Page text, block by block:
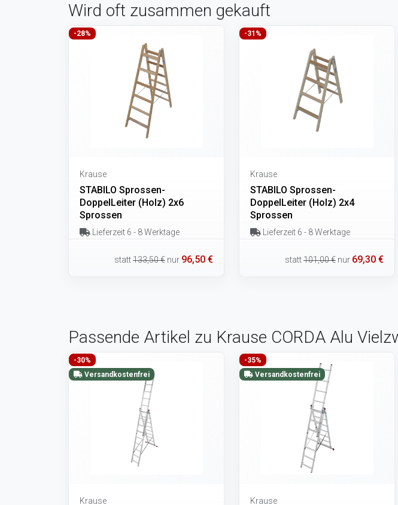
Wird oft zusammen gekauft
-28%
Krause
STABILO Sprossen-
DoppelLeiter (Holz) 2x6
Sprossen
Lieferzeit 6 - 8 Werktage
statt133,50 € nur 96,50 €
-31%
Krause
STABILO Sprossen-
DoppelLeiter (Holz) 2x4
Sprossen
Lieferzeit 6 - 8 Werktage
statt101,00 € nur 69,30 €
Passende Artikel zu Krause CORDA Alu
-30%
Versandkostenfrei
Krause
-35%
Versandkostenfrei
Krause